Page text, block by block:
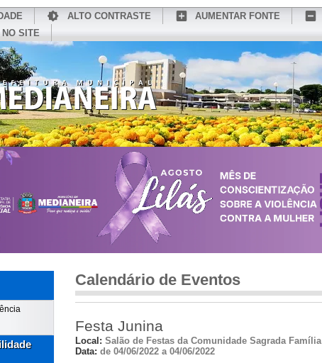
ALTO CONTRASTE AUMENTAR FONTE
SITE
CONHEÇA MEDIANEIRA
Calendário de Eventos
Festa Junina
Local: Salão de Festas da Comunidade Sagrada Família
Data: de 04/06/2022 a 04/06/2022